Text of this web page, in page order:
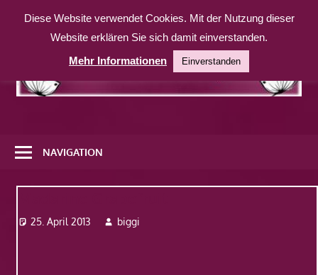
Inhalt
weitere
Website
NAVIGATION
25. April 2013 biggi
Diese Website verwendet Cookies. Mit der Nutzung dieser
Website erklären Sie sich damit einverstanden.
Mehr Informationen
Einverstanden